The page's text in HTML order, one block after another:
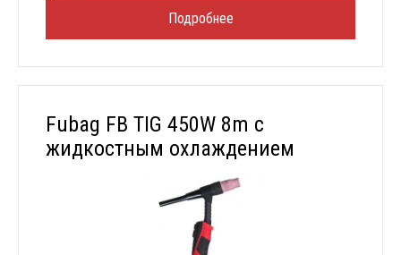
Подробнее
Fubag FB TIG 450W 8m с
жидкостным охлаждением